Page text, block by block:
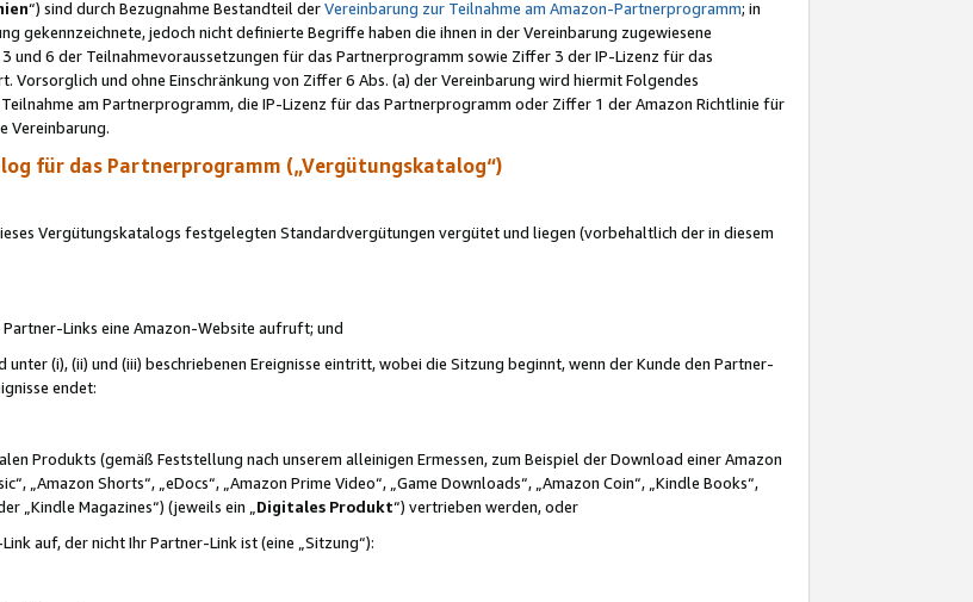
“) sind durch Bezugnahme Bestandteil derVereinbarung zur Teilnahme am Amazon-Partnerprogramm; in
gekennzeichnete, jedoch nicht definierte Begriffe haben die ihnen in der Vereinbarung zugewiesene
und 6 der Teilnahmevoraussetzungen für das Partnerprogramm sowie Ziffer 3 der IP-Lizenz für das
und ohne Einschränkung von Ziffer 6 Abs. (a) der Vereinbarung wird hiermit Folgendes
am Partnerprogramm, die IP-Lizenz für das Partnerprogramm oder Ziffer 1 der Amazon Richtlinie für
Vereinbarung.
für das Partnerprogramm („Vergütungskatalog“)
Vergütungskatalogs festgelegten Standardvergütungen vergütet und liegen (vorbehaltlich der in diesem
Links eine Amazon-Website aufruft; und
(i), (ii) und (iii) beschriebenen Ereignisse eintritt, wobei die Sitzung beginnt, wenn der Kunde den Partner-
endet:
Produkts (gemäß Feststellung nach unserem alleinigen Ermessen, zum Beispiel der Download einer Amazon
„Amazon Shorts“, „eDocs“, „Amazon Prime Video“, „Game Downloads“, „Amazon Coin“, „Kindle Books“,
„Kindle Magazines“) (jeweils ein „ Digitales Produkt“) vertrieben werden, oder
auf, der nicht Ihr Partner-Link ist (eine „Sitzung“):